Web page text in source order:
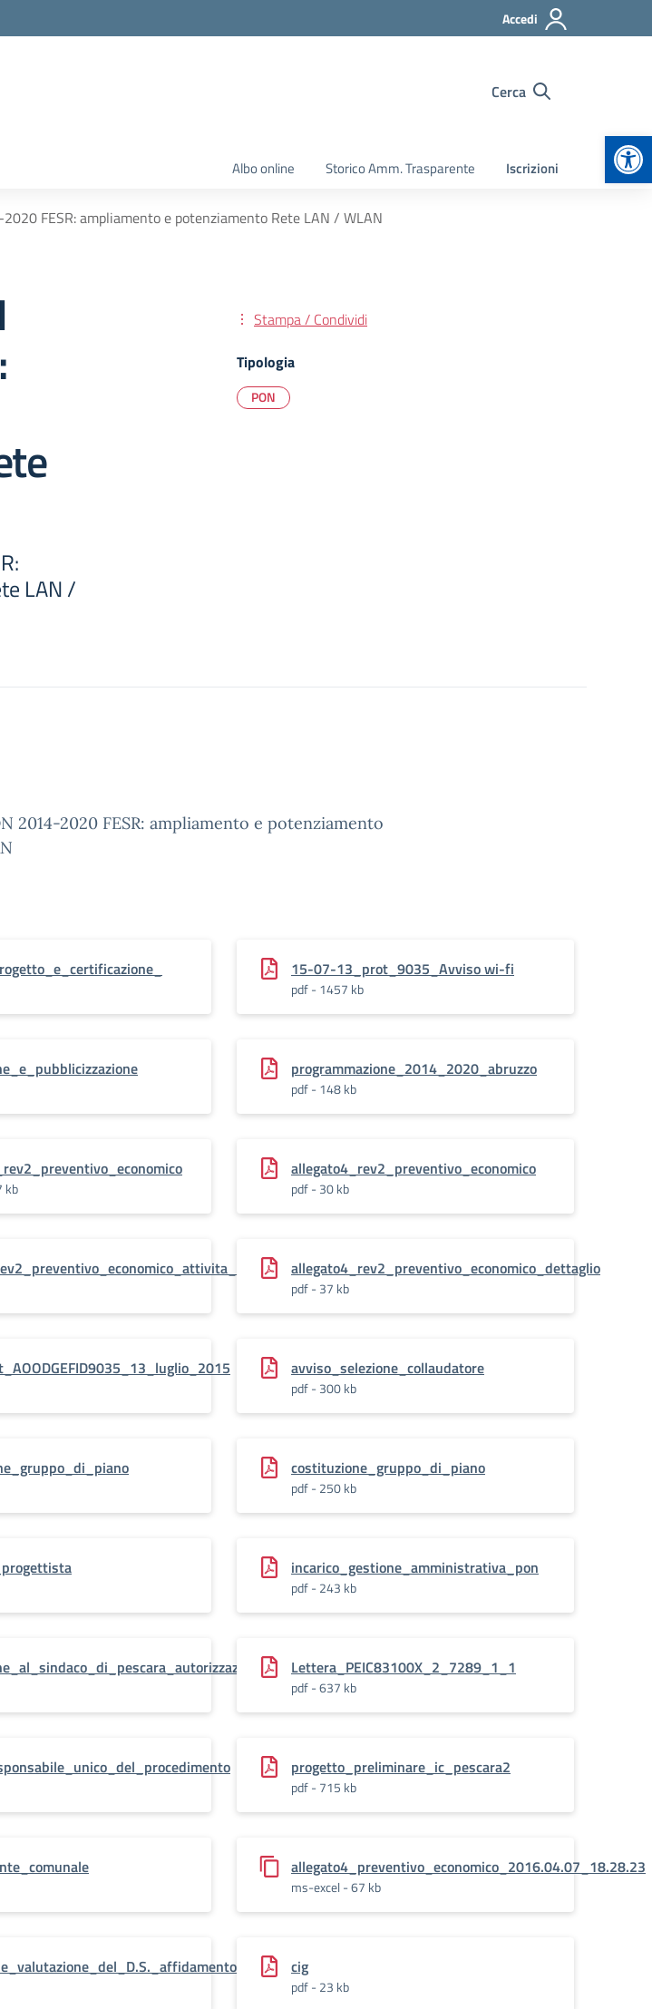
Accedi
Cerca
Albo online Storico Amm. Trasparente Iscrizioni
FESR: ampliamento e potenziamento Rete LAN / WLAN
LAN /
Stampa / Condividi
Tipologia
PON
2014-2020 FESR: ampliamento e potenziamento
15-07-13_prot_9035_Avviso wi-fi
pdf - 1457 kb
programmazione_2014_2020_abruzzo
pdf - 148 kb
kb
allegato4_rev2_preventivo_economico
pdf - 30 kb
allegato4_rev2_preventivo_economico_dettaglio
pdf - 37 kb
avviso_selezione_collaudatore
pdf - 300 kb
costituzione_gruppo_di_piano
pdf - 250 kb
incarico_gestione_amministrativa_pon
pdf - 243 kb
Lettera_PEIC83100X_2_7289_1_1
pdf - 637 kb
progetto_preliminare_ic_pescara2
pdf - 715 kb
allegato4_preventivo_economico_2016.04.07_18.28.23
ms-excel - 67 kb
cig
pdf - 23 kb